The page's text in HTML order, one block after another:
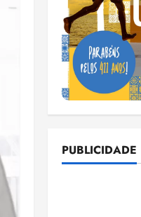
PUBLICIDADE